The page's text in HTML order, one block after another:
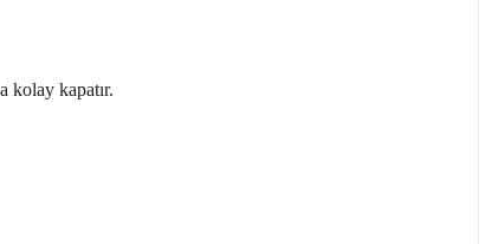
kolay kapatır.